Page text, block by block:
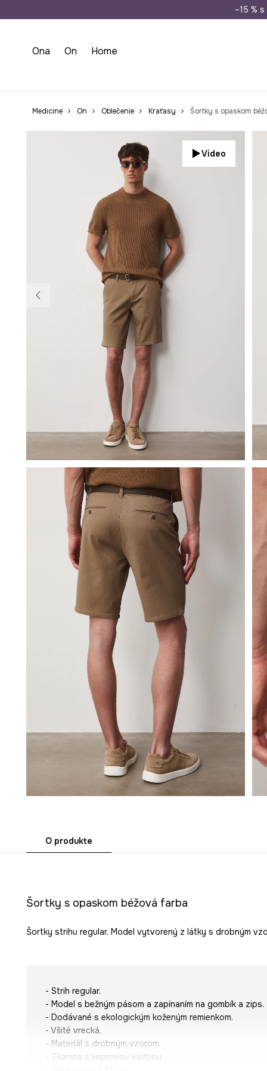
Doprava–15 %
Ona On Home
Medicine On Oblečenie Kraťasy Šortky s opaskom
Video
O produkte
Šortky s opaskom béžová farba
Šortky strihu regular. Model vytvorený z látky s drobným
- Strih regular.
- Model s bežným pásom a zapínaním na gombík a zips.
- Dodávané s ekologickým koženým remienkom.
- Všité vrecká.
- Materiál s drobným vzorom.
- Tkanina s keprovou väzbou.